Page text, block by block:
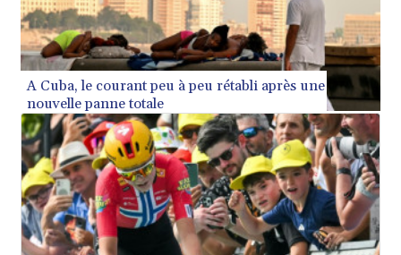
A Cuba, le courant peu à peu rétabli après une
nouvelle panne totale